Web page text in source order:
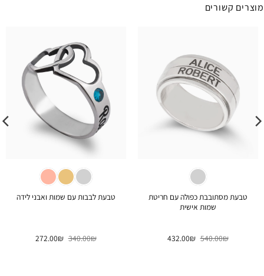
מוצרים קשורים
טבעת מסתובבת כפולה עם חריטת
שמות אישית
540.00₪ המחיר
המקורי
432.00₪ המחיר
טבעת לבבות עם שמות ואבני לידה
340.00₪ המחיר
המקורי
272.00₪ המחיר